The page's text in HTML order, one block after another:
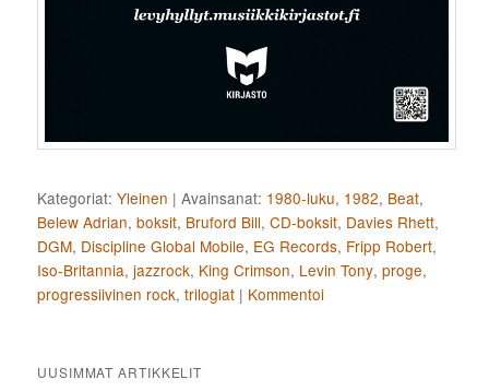
Kategoriat: Yleinen |Avainsanat: 1980-luku, 1982, Beat,
Belew Adrian,boksit, Bruford Bill,CD-boksit, Davies Rhett,
DGM, Discipline Global Mobile, EG Records, Fripp Robert,
Iso-Britannia,jazzrock, King Crimson, Levin Tony,proge,
progressiivinen rock,trilogiat | Kommentoi
UUSIMMAT ARTIKKELIT